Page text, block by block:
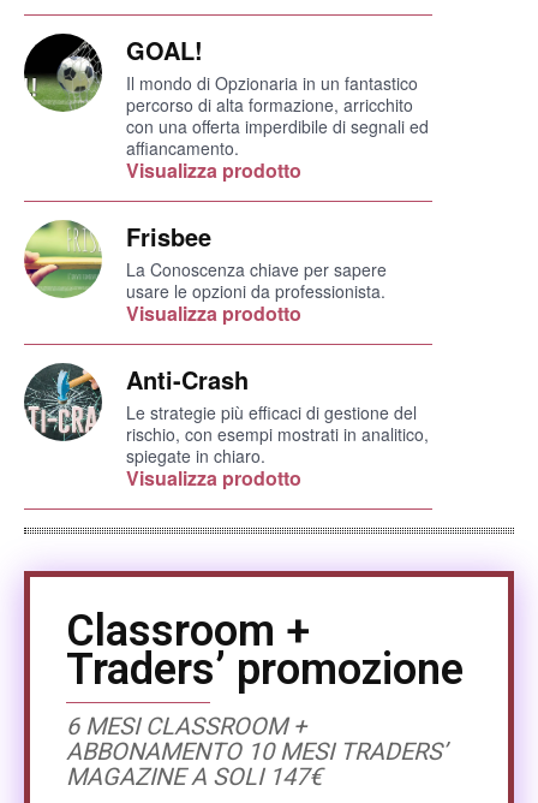
GOAL!
Il mondo di Opzionaria in un fantastico
percorso di alta formazione, arricchito
con una offerta imperdibile di segnali ed
affiancamento.
Visualizza prodotto
Frisbee
La Conoscenza chiave per sapere
usare le opzioni da professionista.
Visualizza prodotto
Anti-Crash
Le strategie più efficaci di gestione del
rischio, con esempi mostrati in analitico,
spiegate in chiaro.
Visualizza prodotto
Classroom +
Traders’ promozione
6 MESI CLASSROOM +
ABBONAMENTO 10 MESI TRADERS’
MAGAZINE A SOLI 147€